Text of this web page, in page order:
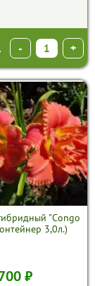
- +
"Congo
3,0л.)
₽